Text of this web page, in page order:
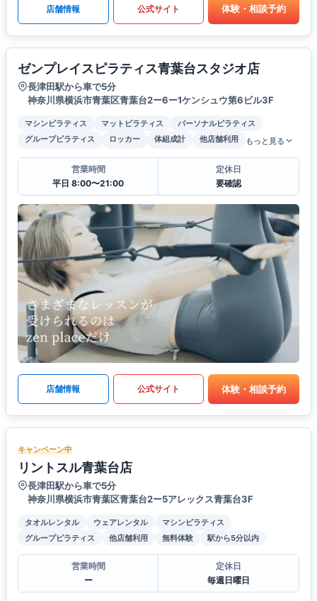
店舗情報 公式サイト 体験・相談予約
ゼンプレイスピラティス青葉台スタジオ店
長津田駅から車で5分
神奈川県横浜市青葉区青葉台2ー6ー1ケンシュウ第6ビル3F
マシンピラティス マットピラティス
パーソナルピラティス
グループピラティス
ロッカー 体組成計 他店舗利用 もっと見る
営業時間
平日 8:00〜21:00
定休日
要確認
店舗情報 公式サイト 体験・相談予約
キャンペーン中
リントスル青葉台店
長津田駅から車で5分
神奈川県横浜市青葉区青葉台2ー5アレックス青葉台3F
タオルレンタル ウェアレンタル
マシンピラティス
グループピラティス
他店舗利用 無料体験 駅から5分以内
営業時間
ー
定休日
毎週日曜日